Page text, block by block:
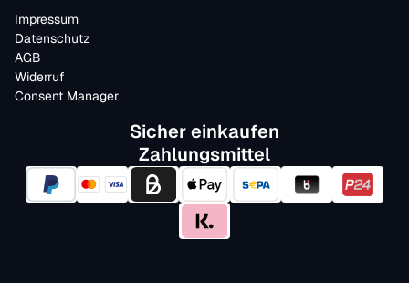
Impressum
Datenschutz
AGB
Widerruf
Consent Manager
Sicher einkaufen
Zahlungsmittel